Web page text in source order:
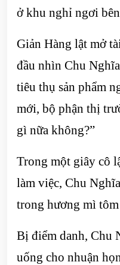
ở khu nghỉ ngơi
Giản Hàng lật mở
đầu nhìn Chu
tiêu thụ sản phẩm
mới, bộ phận thị
gì nữa không?”
Trong một giây cô
làm việc, Chu
trong hương mì
Bị điểm danh, Chu
uống cho nhuận